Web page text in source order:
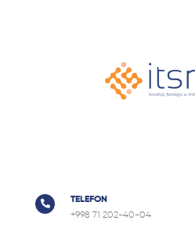
TELEFON
+998 71 202-40-04